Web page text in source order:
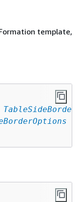
template,